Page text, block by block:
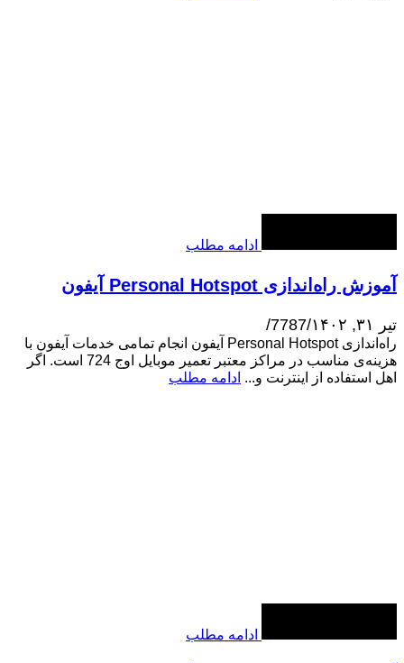
ادامه مطلب
آموزش راه‌اندازی Personal Hotspot آیفون
تیر ۳۱, ۱۴۰۲ /
7787
/
راه‌اندازی Personal Hotspot آیفون انجام تمامی خدمات آیفون با
هزینه‌ی مناسب در مراکز معتبر تعمیر موبایل اوج 724 است. اگر
اهل استفاده از اینترنت و... ادامه مطلب
ادامه مطلب